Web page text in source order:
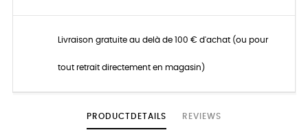
Livraison gratuite au delà de 100 € d'achat (ou pour
tout retrait directement en magasin)
PRODUCTDETAILS REVIEWS